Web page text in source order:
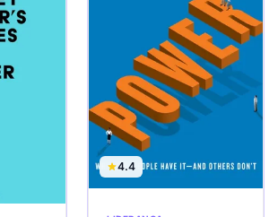
4.4